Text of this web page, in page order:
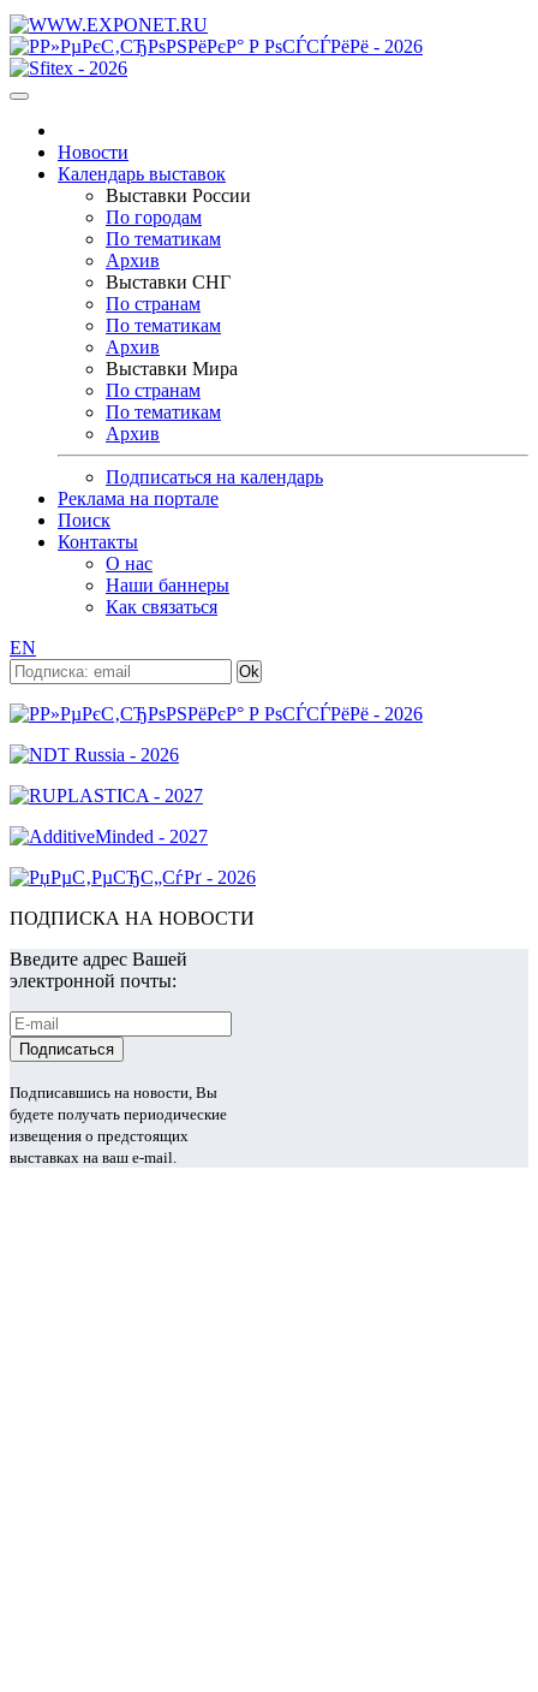
Новости
Календарь выставок
Выставки России
По городам
По тематикам
Архив
Выставки СНГ
По странам
По тематикам
Архив
Выставки Мира
По странам
По тематикам
Архив
Подписаться на календарь
Реклама на портале
Поиск
Контакты
О нас
Наши баннеры
Как связаться
EN
ПОДПИСКА НА НОВОСТИ
Введите адрес Вашей
электронной почты:
Подписавшись на новости, Вы
будете получать периодические
извещения о предстоящих
выставках на ваш e-mail.